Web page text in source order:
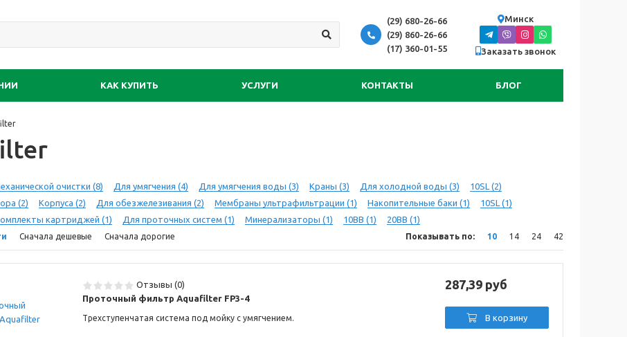
(29) 680-26-66
(29) 860-26-66
(17) 360-01-55
Минск
Заказать звонок
КАК КУПИТЬ УСЛУГИ КОНТАКТЫ БЛОГ
очистки (8) Для умягчения (4) Для умягчения воды (3) Краны (3) Для холодной воды (3) 10SL (2)
(2) Корпуса (2) Для обезжелезивания (2) Мембраны ультрафильтрации (1) Накопительные баки (1) 10SL (1)
картриджей (1) Для проточных систем (1) Минерализаторы (1) 10BB (1) 20BB (1)
Сначала дешевые Сначала дорогие Показывать по: 10 14 24 42
Отзывы (0)
Проточный фильтр Aquafilter FP3-4
Трехступенчатая система под мойку с умягчением.
287,39 руб
В корзину